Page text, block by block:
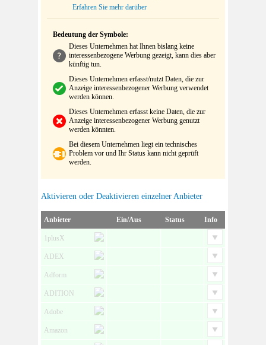
Erfahren Sie mehr darüber
Bedeutung der Symbole:
Dieses Unternehmen hat Ihnen bislang keine
interessenbezogene Werbung gezeigt, kann dies aber
künftig tun.
Dieses Unternehmen erfasst/nutzt Daten, die zur
Anzeige interessenbezogener Werbung verwendet
werden können.
Dieses Unternehmen erfasst keine Daten, die zur
Anzeige interessenbezogener Werbung genutzt
werden könnten.
Bei diesem Unternehmen liegt ein technisches
Problem vor und Ihr Status kann nicht geprüft
werden.